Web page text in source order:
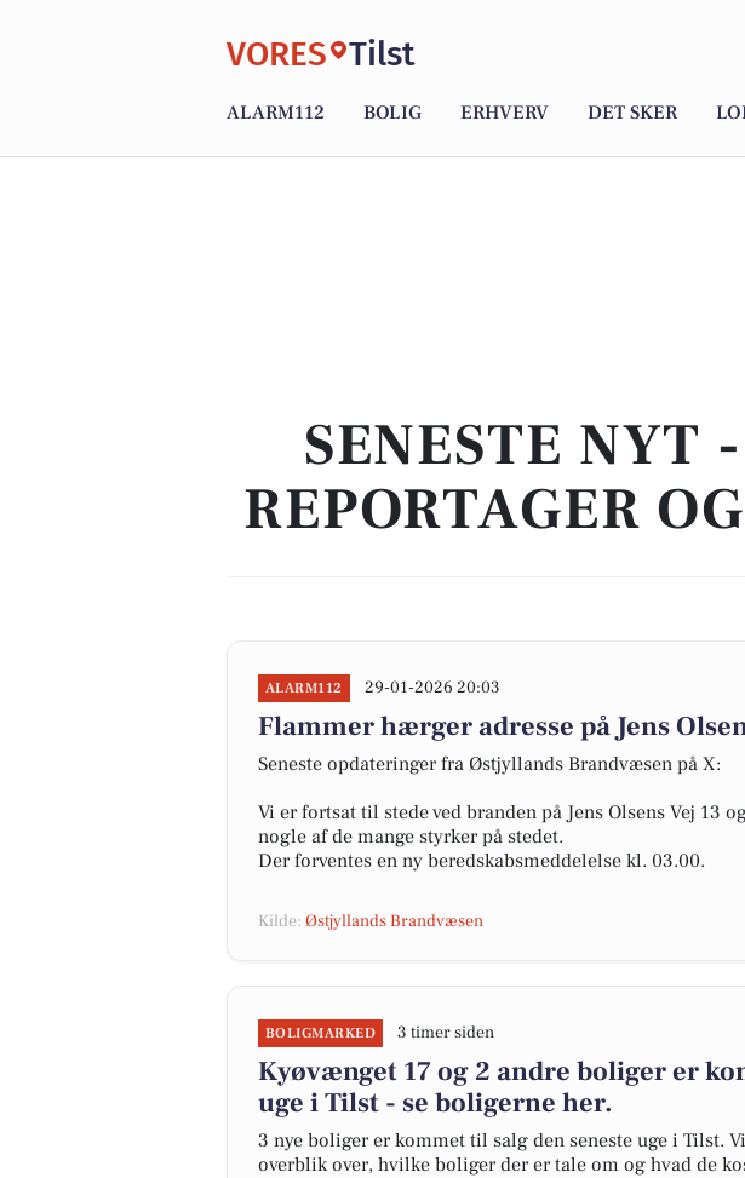
VORES Tilst
ALARM112 BOLIG ERHVERV DET SKER
SENESTE NYT
REPORTAGER
ALARM112 29-01-2026 20:03
Flammer hærger adresse på Jens
Seneste opdateringer fra Østjyllands Brandvæsen på X:
Vi er fortsat til stede ved branden på Jens Olsens Vej
nogle af de mange styrker på stedet.
Der forventes en ny beredskabsmeddelelse kl. 03.00.
Kilde: Østjyllands Brandvæsen
BOLIGMARKED 3 timer siden
Kyøvænget 17 og 2 andre boliger er
uge i Tilst - se boligerne her.
3 nye boliger er kommet til salg den seneste uge i Tilst.
overblik over, hvilke boliger der er tale om og hvad de